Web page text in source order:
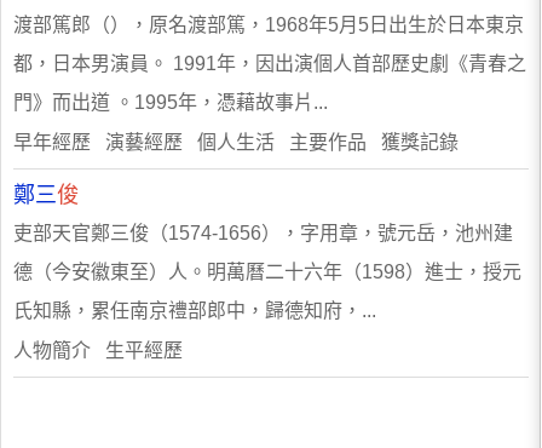
渡部篤郎（），原名渡部篤，1968年5月5日出生於日本東京
都，日本男演員。 1991年，因出演個人首部歷史劇《青春之
門》而出道 。1995年，憑藉故事片...
早年經歷 演藝經歷 個人生活 主要作品 獲獎記錄
鄭三俊
吏部天官鄭三俊（1574-1656），字用章，號元岳，池州建
德（今安徽東至）人。明萬曆二十六年（1598）進士，授元
氏知縣，累任南京禮部郎中，歸德知府，...
人物簡介 生平經歷